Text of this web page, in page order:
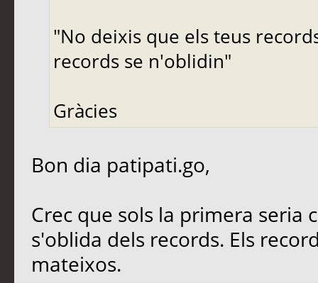
"No deixis que els teus
records se n'oblidin"
Gràcies
Bon dia patipati.go,
Crec que sols la primera seria
s'oblida dels records. Els
mateixos.